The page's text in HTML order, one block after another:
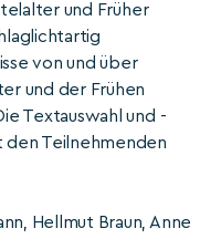
und Früher
von und über
und der Frühen
Textauswahl und -
Teilnehmenden
Hellmut Braun, Anne